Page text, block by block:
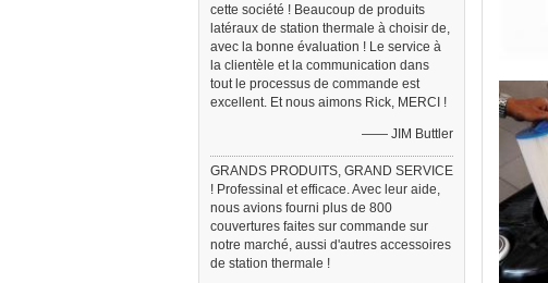
cette société ! Beaucoup de produits
latéraux de station thermale à choisir de,
avec la bonne évaluation ! Le service à
la clientèle et la communication dans
tout le processus de commande est
excellent. Et nous aimons Rick, MERCI !
—— JIM Buttler
GRANDS PRODUITS, GRAND SERVICE
! Professinal et efficace. Avec leur aide,
nous avions fourni plus de 800
couvertures faites sur commande sur
notre marché, aussi d'autres accessoires
de station thermale !